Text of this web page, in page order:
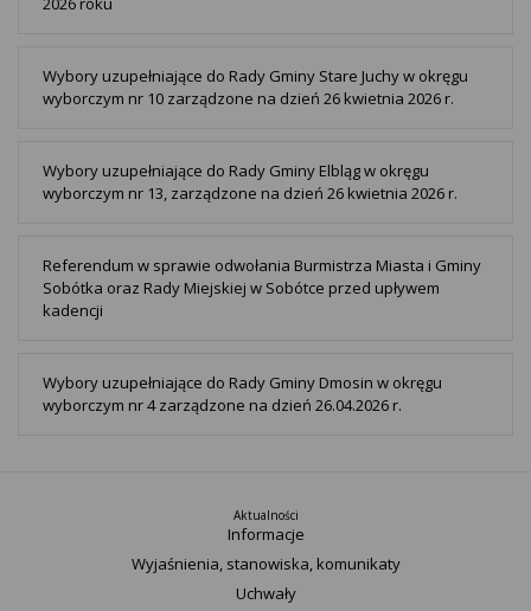
Wybory uzupełniające do Rady Gminy Stare Juchy w okręgu
wyborczym nr 10 zarządzone na dzień 26 kwietnia 2026 r.
Wybory uzupełniające do Rady Gminy Elbląg w okręgu
wyborczym nr 13, zarządzone na dzień 26 kwietnia 2026 r.
Referendum w sprawie odwołania Burmistrza Miasta i Gminy
Sobótka oraz Rady Miejskiej w Sobótce przed upływem
kadencji
Wybory uzupełniające do Rady Gminy Dmosin w okręgu
wyborczym nr 4 zarządzone na dzień 26.04.2026 r.
Aktualności
Informacje
Wyjaśnienia, stanowiska, komunikaty
Uchwały